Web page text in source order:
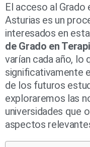
El acceso al Grado
Asturias es un
interesados en
de Grado en
varían cada año, lo
significativamente
de los futuros
exploraremos las
universidades que
aspectos